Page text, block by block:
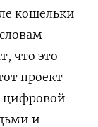
кошельки
что это
проект
цифровой
и